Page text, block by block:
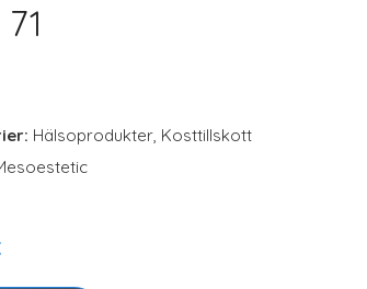
Hälsoprodukter, Kosttillskott